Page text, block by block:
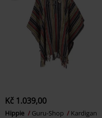
Kč 1.039,00
Hippie Guru-Shop Kardigan